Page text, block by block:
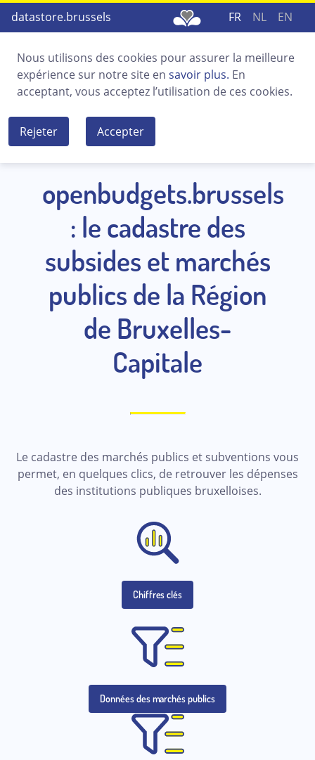
Navigation principale
datastore.brussels Choix de
FR NL EN
Nous utilisons des cookies pour assurer la meilleure
expérience sur notre site en savoir plus. En
acceptant, vous acceptez lʼutilisation de ces cookies.
Rejeter Accepter
openbudgets.brussels
: le cadastre des
subsides et marchés
publics de la Région
de Bruxelles-
Capitale
Le cadastre des marchés publics et subventions vous
permet, en quelques clics, de retrouver les dépenses
des institutions publiques bruxelloises.
Chiffres clés
Données des marchés publics